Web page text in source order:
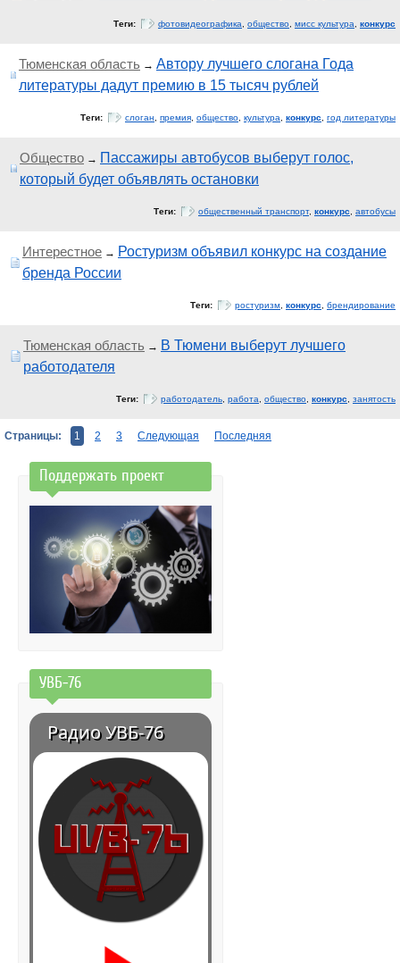
Теги: фотовидеографика общество мисс культура конкурс
Тюменская область → Автору лучшего слогана Года
литературы дадут премию в 15 тысяч рублей
Теги: слоган премия общество культура конкурс год литературы
Общество → Пассажиры автобусов выберут голос,
который будет объявлять остановки
Теги: общественный транспорт, конкурс автобусы
Интерестное → Ростуризм объявил конкурс на создание
бренда России
Теги: ростуризм конкурс брендирование
Тюменская область → В Тюмени выберут лучшего
работодателя
Теги: работодатель работа общество конкурс занятость
Страницы: 1 2 3 Следующая Последняя
Поддержать проект
УВБ-76
Радио УВБ-76